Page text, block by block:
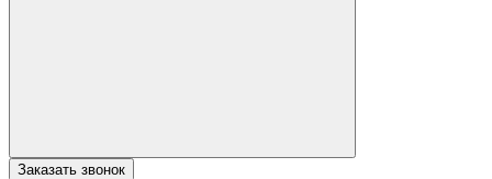
Заказать звонок